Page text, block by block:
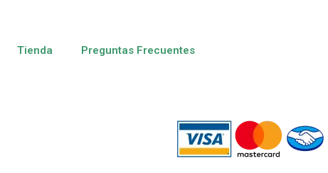
Tienda Preguntas Frecuentes